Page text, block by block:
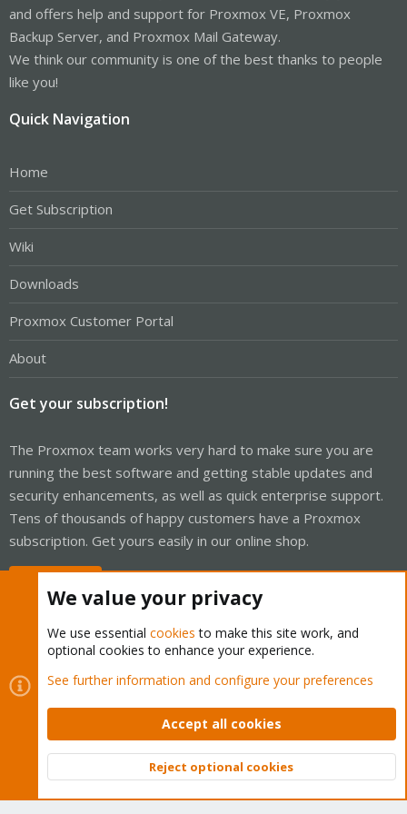
and offers help and support for Proxmox VE, Proxmox
Backup Server, and Proxmox Mail Gateway.
We think our community is one of the best thanks to people
like you!
Quick Navigation
Home
Get Subscription
Wiki
Downloads
Proxmox Customer Portal
About
Get your subscription!
The Proxmox team works very hard to make sure you are
running the best software and getting stable updates and
security enhancements, as well as quick enterprise support.
Tens of thousands of happy customers have a Proxmox
subscription. Get yours easily in our online shop.
Cookies
Proxmox Support Forum - Light Mode
Contact us
Terms and rules Privacy policy Help Home
Community platform by XenForo © 2010-2026 XenForo Ltd.
Top
We value your privacy
We use essential cookies to make this site work, and
optional cookies to enhance your experience.
See further information and configure your preferences
Accept all cookies
Reject optional cookies